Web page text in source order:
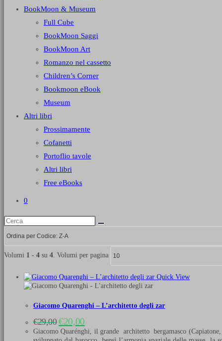
BookMoon & Museum
Full Cube
BookMoon Saggi
BookMoon Art
Romanzo nel cassetto
Children’s Corner
Bookmoon eBook
Museum
Altri libri
Prossimamente
Cofanetti
Portoflio tavole
Altri libri
Free eBooks
0
Volumi 1 - 4 su 4. Volumi per pagina
Quick View
Giacomo Quarenghi – L’architetto degli zar
€29,00Il
prezzo
originale
€20,00Il
prezzo
attuale
Giacomo Quarénghi, il grande architetto bergamasco